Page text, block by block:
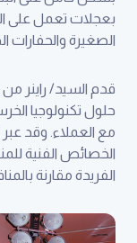
الصغيرة والحفارات
قدم السيد/ راينر
حلول تكنولوجيا
مع العملاء. وقد
الخصائص الفنية
الفريدة مقارنة